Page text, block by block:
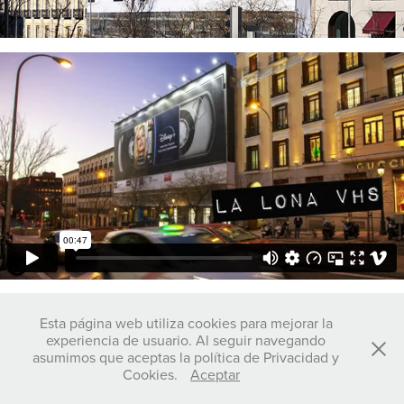
© C L V 2026
Esta página web utiliza cookies para mejorar la
experiencia de usuario. Al seguir navegando
asumimos que aceptas la política de Privacidad y
Cookies.
Aceptar